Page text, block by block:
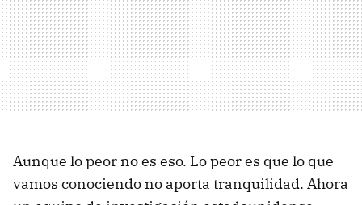
Aunque lo peor no es eso. Lo peor es que lo que
vamos conociendo no aporta tranquilidad. Ahora